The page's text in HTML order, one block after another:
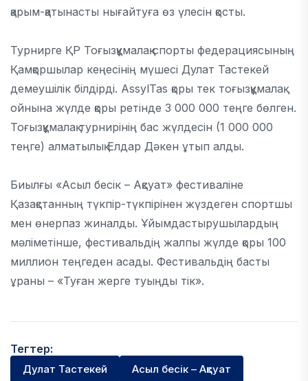
қарым-қатынасты нығайтуға өз үлесін қосты.
Турнирге ҚР Тоғызқұмалақ спорты федерациясының
Қамқоршылар кеңесінің мүшесі Дулат Тастекей
демеушілік білдірді. AssylTas қоры тек тоғызқұмалақ
ойнына жүлде қоры ретінде 3 000 000 теңге бөлген.
Тоғызқұмалақ турнирінің бас жүлдесін (1 000 000
теңге) алматылық Елдар Дәкен ұтып алды.
Биылғы «Асыл бесік – Ақсуат» фестиваліне
Қазақстанның түкпір-түкпірінен жүздеген спортшы
мен өнерпаз жиналды. Ұйымдастырушылардың
мәліметінше, фестивальдің жалпы жүлде қоры 100
миллион теңгеден асады. Фестивальдің басты
ұраны – «Туған жерге туыңды тік».
Тегтер:
Дулат Тастекей Асыл бесік – Ақсуат